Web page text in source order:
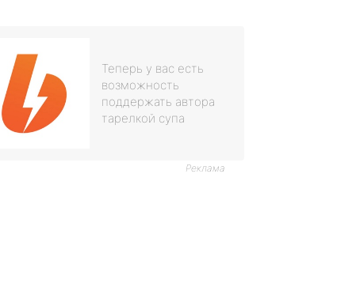
Теперь у вас есть
возможность
поддержать автора
тарелкой супа
Реклама